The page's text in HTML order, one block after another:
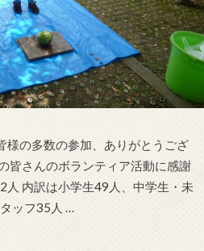
様の多数の参加、ありがとうござ
皆さんのボランティア活動に感謝
人 内訳は小学生49人、中学生・未
ッフ35人 …